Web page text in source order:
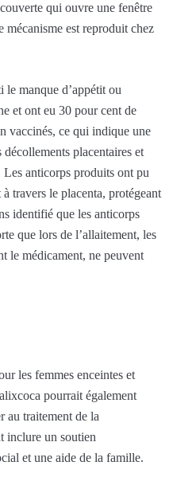
qui ouvre une fenêtre
mécanisme est reproduit chez
le manque d’appétit ou
et ont eu 30 pour cent de
vaccinés, ce qui indique une
décollements placentaires et
Les anticorps produits ont pu
travers le placenta, protégeant
identifié que les anticorps
que lors de l’allaitement, les
le médicament, ne peuvent
les femmes enceintes et
pourrait également
au traitement de la
inclure un soutien
et une aide de la famille.